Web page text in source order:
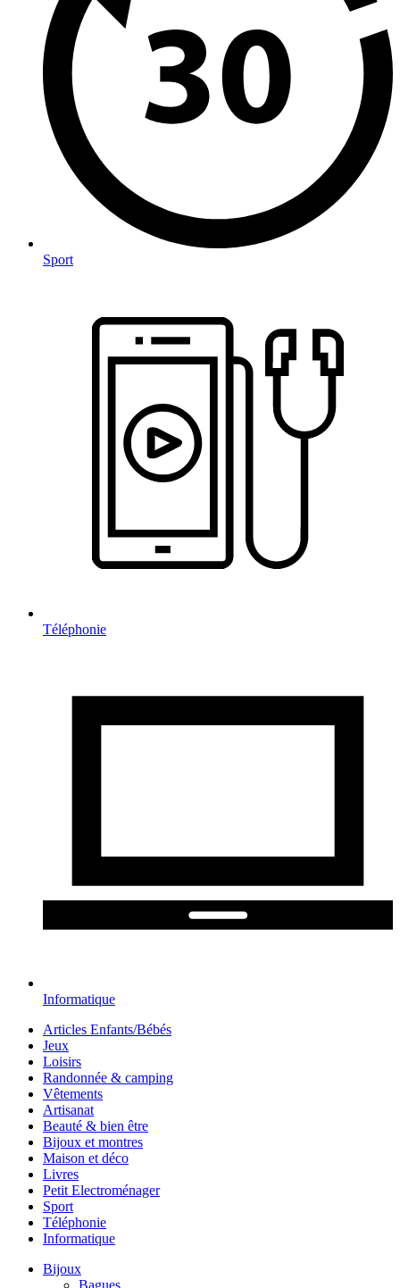
Sport
Téléphonie
Informatique
Articles Enfants/Bébés
Jeux
Loisirs
Randonnée & camping
Vêtements
Artisanat
Beauté & bien être
Bijoux et montres
Maison et déco
Livres
Petit Electroménager
Sport
Téléphonie
Informatique
Bijoux
Bagues